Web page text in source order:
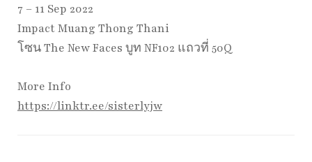
7 – 11 Sep 2022
Impact Muang Thong Thani
โซน The New Faces บูท NF102 แถวที่ 50Q
More Info
https://linktr.ee/sisterlyjw